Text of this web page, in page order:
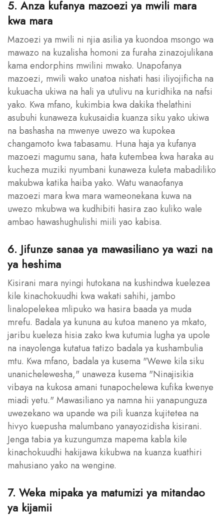
5. Anza kufanya mazoezi ya mwili mara
kwa mara
Mazoezi ya mwili ni njia asilia ya kuondoa msongo wa
mawazo na kuzalisha homoni za furaha zinazojulikana
kama endorphins mwilini mwako. Unapofanya
mazoezi, mwili wako unatoa nishati hasi iliyojificha na
kukuacha ukiwa na hali ya utulivu na kuridhika na nafsi
yako. Kwa mfano, kukimbia kwa dakika thelathini
asubuhi kunaweza kukusaidia kuanza siku yako ukiwa
na bashasha na mwenye uwezo wa kupokea
changamoto kwa tabasamu. Huna haja ya kufanya
mazoezi magumu sana, hata kutembea kwa haraka au
kucheza muziki nyumbani kunaweza kuleta mabadiliko
makubwa katika haiba yako. Watu wanaofanya
mazoezi mara kwa mara wameonekana kuwa na
uwezo mkubwa wa kudhibiti hasira zao kuliko wale
ambao hawashughulishi miili yao kabisa.
6. Jifunze sanaa ya mawasiliano ya wazi na
ya heshima
Kisirani mara nyingi hutokana na kushindwa kuelezea
kile kinachokuudhi kwa wakati sahihi, jambo
linalopelekea mlipuko wa hasira baada ya muda
mrefu. Badala ya kununa au kutoa maneno ya mkato,
jaribu kueleza hisia zako kwa kutumia lugha ya upole
na inayolenga kutatua tatizo badala ya kushambulia
mtu. Kwa mfano, badala ya kusema "Wewe kila siku
unanichelewesha," unaweza kusema "Ninajisikia
vibaya na kukosa amani tunapochelewa kufika kwenye
miadi yetu." Mawasiliano ya namna hii yanapunguza
uwezekano wa upande wa pili kuanza kujitetea na
hivyo kuepusha malumbano yanayozidisha kisirani.
Jenga tabia ya kuzungumza mapema kabla kile
kinachokuudhi hakijawa kikubwa na kuanza kuathiri
mahusiano yako na wengine.
7. Weka mipaka ya matumizi ya mitandao
ya kijamii